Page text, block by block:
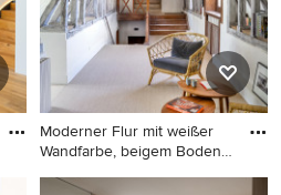
Moderner Flur mit weißer
Wandfarbe, beigem Boden
Moderner Flur mit weißer